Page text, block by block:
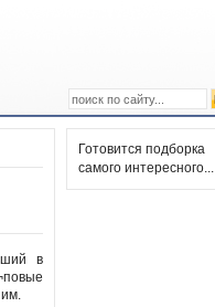
в
Готовится подборка
самого интересного...